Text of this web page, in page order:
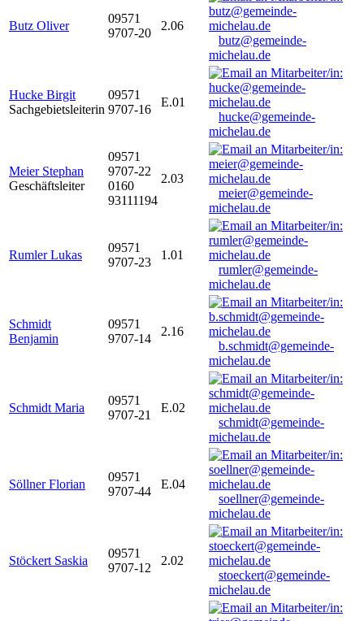
Butz Oliver
09571
9707-20
2.06
butz@gemeinde-
michelau.de
Hucke Birgit
Sachgebietsleiterin
09571
9707-16
E.01
hucke@gemeinde-
michelau.de
Meier Stephan
Geschäftsleiter
09571
9707-22
0160
93111194
2.03
meier@gemeinde-
michelau.de
Rumler Lukas
09571
9707-23
1.01
rumler@gemeinde-
michelau.de
Schmidt
Benjamin
09571
9707-14
2.16
b.schmidt@gemeinde-
michelau.de
Schmidt Maria
09571
9707-21
E.02
schmidt@gemeinde-
michelau.de
Söllner Florian
09571
9707-44
E.04
soellner@gemeinde-
michelau.de
Stöckert Saskia
09571
9707-12
2.02
stoeckert@gemeinde-
michelau.de